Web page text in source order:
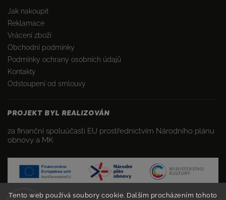
Tento web používá soubory cookie. Dalším procházením tohoto
Jak nakoupit
Reklamace
Vrácení zboží
Obchodní podmínky
Podmínky ochrany osobních údajů
Kontakty
Odstoupení od smlouvy
PROJEKT BYL REALIZOVÁN
za finanční spoluúčasti EU prostřednictvím Národního plánu
obnovy a MK